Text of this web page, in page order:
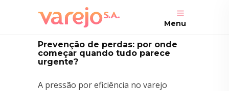
Menu
Prevenção de perdas: por onde
começar quando tudo parece
urgente?
A pressão por eficiência no varejo